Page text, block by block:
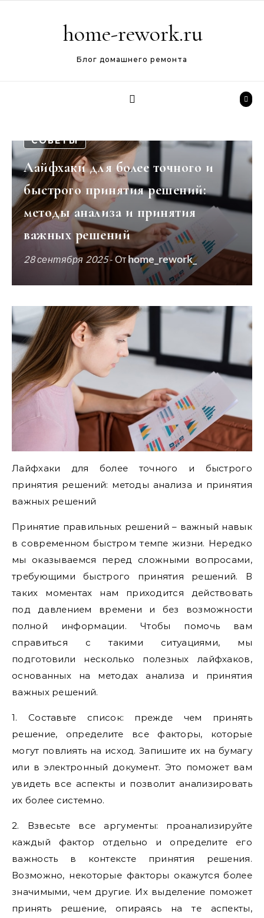
home-rework.ru
Блог домашнего ремонта
СОВЕТЫ
Лайфхаки для более точного и
быстрого принятия решений:
методы анализа и принятия
важных решений
28 сентября 2025- Отhome_rework_
Лайфхаки для более точного и быстрого
принятия решений: методы анализа и принятия
важных решений
Принятие правильных решений – важный навык
в современном быстром темпе жизни. Нередко
мы оказываемся перед сложными вопросами,
требующими быстрого принятия решений. В
таких моментах нам приходится действовать
под давлением времени и без возможности
полной информации. Чтобы помочь вам
справиться с такими ситуациями, мы
подготовили несколько полезных лайфхаков,
основанных на методах анализа и принятия
важных решений.
1. Составьте список: прежде чем принять
решение, определите все факторы, которые
могут повлиять на исход. Запишите их на бумагу
или в электронный документ. Это поможет вам
увидеть все аспекты и позволит анализировать
их более системно.
2. Взвесьте все аргументы: проанализируйте
каждый фактор отдельно и определите его
важность в контексте принятия решения.
Возможно, некоторые факторы окажутся более
значимыми, чем другие. Их выделение поможет
принять решение, опираясь на те аспекты,